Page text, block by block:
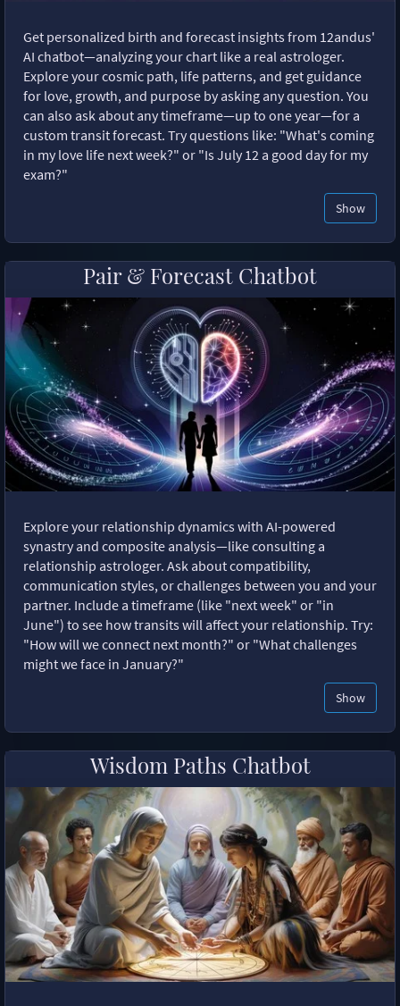
Get personalized birth and forecast insights from 12andus'
AI chatbot—analyzing your chart like a real astrologer.
Explore your cosmic path, life patterns, and get guidance
for love, growth, and purpose by asking any question. You
can also ask about any timeframe—up to one year—for a
custom transit forecast. Try questions like: "What's coming
in my love life next week?" or "Is July 12 a good day for my
exam?"
Show
Pair & Forecast Chatbot
Explore your relationship dynamics with AI-powered
synastry and composite analysis—like consulting a
relationship astrologer. Ask about compatibility,
communication styles, or challenges between you and your
partner. Include a timeframe (like "next week" or "in
June") to see how transits will affect your relationship. Try:
"How will we connect next month?" or "What challenges
might we face in January?"
Show
Wisdom Paths Chatbot